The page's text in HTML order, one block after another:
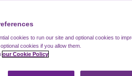
cookies to run our site and optional cookies to
cookies if you allow them.
our Cookie Policy